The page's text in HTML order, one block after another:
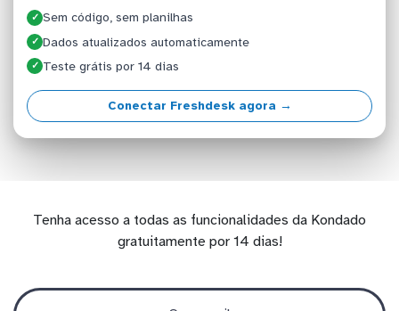
✓ Sem código, sem planilhas
✓ Dados atualizados automaticamente
✓ Teste grátis por 14 dias
Conectar Freshdesk agora →
Tenha acesso a todas as funcionalidades da Kondado
gratuitamente por 14 dias!